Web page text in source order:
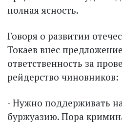
полная ясность.
Говоря о развитии
Токаев внес
ответственность за
рейдерство чиновников:
- Нужно поддерживать
буржуазию. Пора